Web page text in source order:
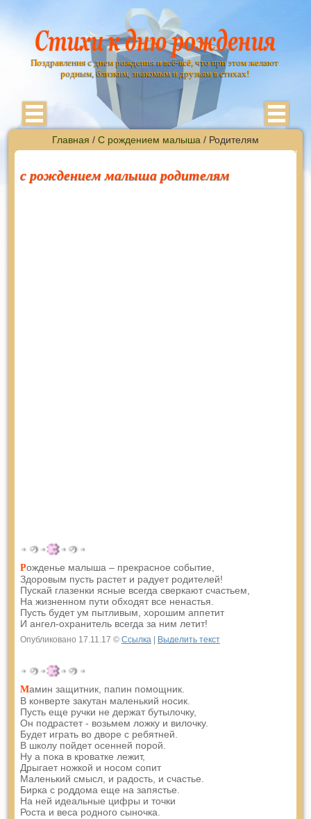
Поздравления с днем рождения и всё-всё, что при этом желают
родным, близким, знакомым и друзьям в стихах!
Главная / С рождением малыша / Родителям
с рождением малыша родителям
Рожденье малыша – прекрасное событие,
Здоровым пусть растет и радует родителей!
Пускай глазенки ясные всегда сверкают счастьем,
На жизненном пути обходят все ненастья.
Пусть будет ум пытливым, хорошим аппетит
И ангел-охранитель всегда за ним летит!
Опубликовано 17.11.17 © Ссылка| Выделить текст
Мамин защитник, папин помощник.
В конверте закутан маленький носик.
Пусть еще ручки не держат бутылочку,
Он подрастет - возьмем ложку и вилочку.
Будет играть во дворе с ребятней.
В школу пойдет осенней порой.
Ну а пока в кроватке лежит,
Дрыгает ножкой и носом сопит
Маленький смысл, и радость, и счастье.
Бирка с роддома еще на запястье.
На ней идеальные цифры и точки
Роста и веса родного сыночка.